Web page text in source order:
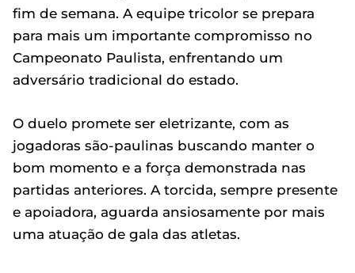
fim de semana. A equipe tricolor se prepara
para mais um importante compromisso no
Campeonato Paulista, enfrentando um
adversário tradicional do estado.
O duelo promete ser eletrizante, com as
jogadoras são-paulinas buscando manter o
bom momento e a força demonstrada nas
partidas anteriores. A torcida, sempre presente
e apoiadora, aguarda ansiosamente por mais
uma atuação de gala das atletas.